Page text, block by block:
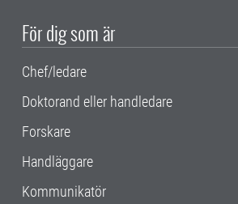
För dig som är
Chef/ledare
Doktorand eller handledare
Forskare
Handläggare
Kommunikatör